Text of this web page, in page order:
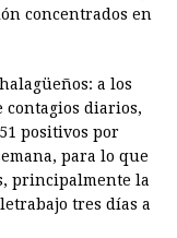
concentrados en
a los
contagios diarios,
positivos por
para lo que
principalmente la
tres días a